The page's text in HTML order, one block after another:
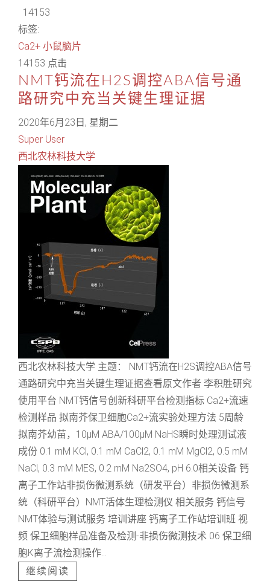
14153
标签:
Ca2+ 小鼠脑片
14153 点击
NMT钙流在H2S调控ABA信号通
路研究中充当关键生理证据
2020年6月23日, 星期二
Super User
西北农林科技大学
西北农林科技大学 主题： NMT钙流在H2S调控ABA信号
通路研究中充当关键生理证据查看原文作者 李积胜研究
使用平台 NMT钙信号创新科研平台检测指标 Ca2+流速
检测样品 拟南芥保卫细胞Ca2+流实验处理方法 5周龄
拟南芥幼苗，10μM ABA/100μM NaHS瞬时处理测试液
成份 0.1 mM KCl, 0.1 mM CaCl2, 0.1 mM MgCl2, 0.5 mM
NaCl, 0.3 mM MES, 0.2 mM Na2SO4, pH 6.0相关设备 钙
离子工作站非损伤微测系统（研发平台）非损伤微测系
统（科研平台）NMT活体生理检测仪 相关服务 钙信号
NMT体验与测试服务 培训讲座 钙离子工作站培训班 视
频 保卫细胞样品准备及检测-非损伤微测技术 06 保卫细
胞K离子流检测操作...
继续阅读